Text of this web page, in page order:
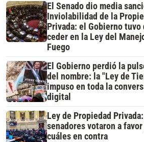
El Senado dio media
Inviolabilidad de la
Privada: el Gobierno tuvo
ceder en la Ley del
Fuego
El Gobierno perdió la
del nombre: la "Ley de
impuso en toda la
digital
Ley de Propiedad
senadores votaron a favor
cuáles en contra